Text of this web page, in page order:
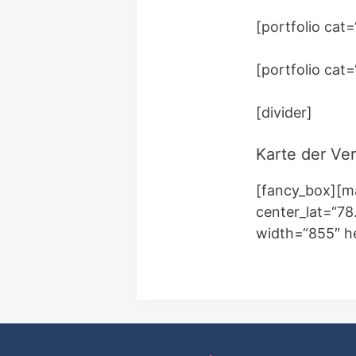
[portfolio
[portfolio
[divider]
Karte der
width=“855″